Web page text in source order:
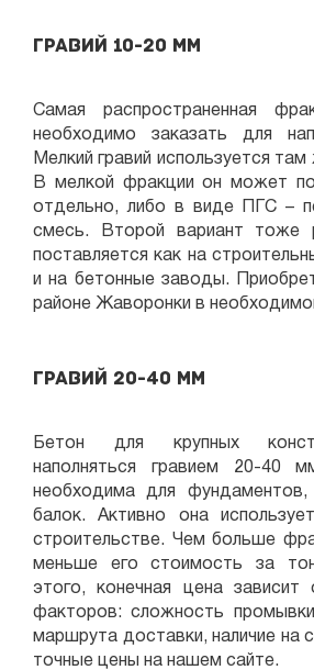
Гравий 10-20 мм
Самая распространенная
необходимо заказать для
Мелкий гравий используется
В мелкой фракции он может
отдельно, либо в виде ПГС –
смесь. Второй вариант тоже
поставляется как на
и на бетонные заводы.
районе Жаворонки в
Гравий 20-40 мм
Бетон для крупных
наполняться гравием 20-40
необходима для
балок. Активно она
строительстве. Чем больше
меньше его стоимость за
этого, конечная цена зависит
факторов: сложность
маршрута доставки, наличие на
точные цены на нашем сайте.